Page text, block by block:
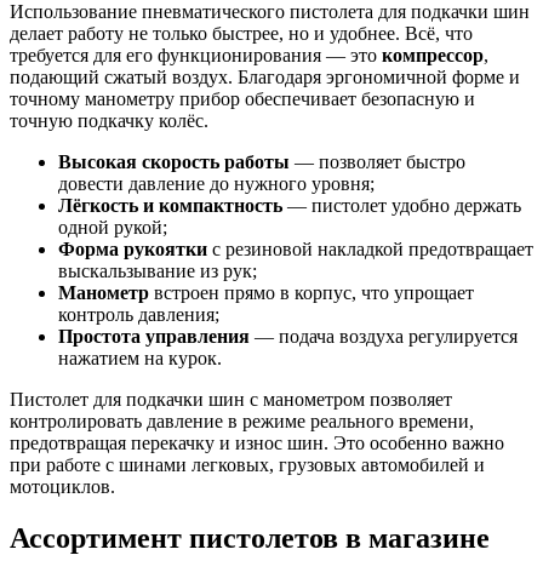
Использование пневматического пистолета для подкачки шин
делает работу не только быстрее, но и удобнее. Всё, что
требуется для его функционирования — это компрессор,
подающий сжатый воздух. Благодаря эргономичной форме и
точному манометру прибор обеспечивает безопасную и
точную подкачку колёс.
Высокая скорость работы — позволяет быстро
довести давление до нужного уровня;
Лёгкость и компактность — пистолет удобно держать
одной рукой;
Форма рукоятки с резиновой накладкой предотвращает
выскальзывание из рук;
Манометр встроен прямо в корпус, что упрощает
контроль давления;
Простота управления — подача воздуха регулируется
нажатием на курок.
Пистолет для подкачки шин с манометром позволяет
контролировать давление в режиме реального времени,
предотвращая перекачку и износ шин. Это особенно важно
при работе с шинами легковых, грузовых автомобилей и
мотоциклов.
Ассортимент пистолетов в магазине